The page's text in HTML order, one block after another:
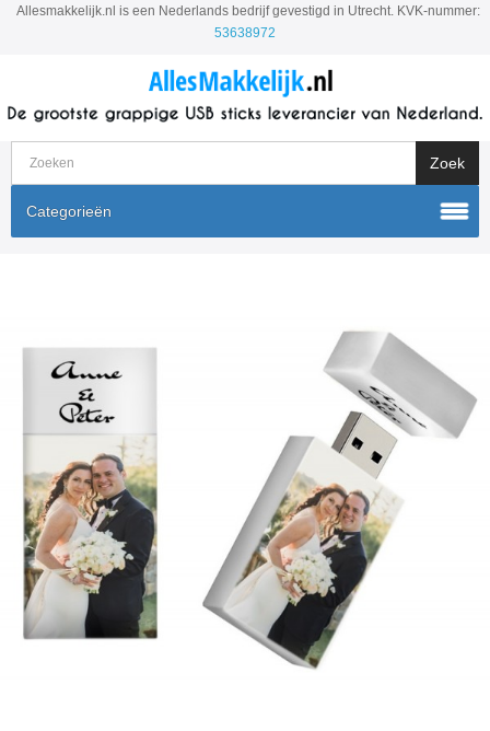
Allesmakkelijk.nl is een Nederlands bedrijf gevestigd in Utrecht. KVK-nummer:
53638972
Categorieën